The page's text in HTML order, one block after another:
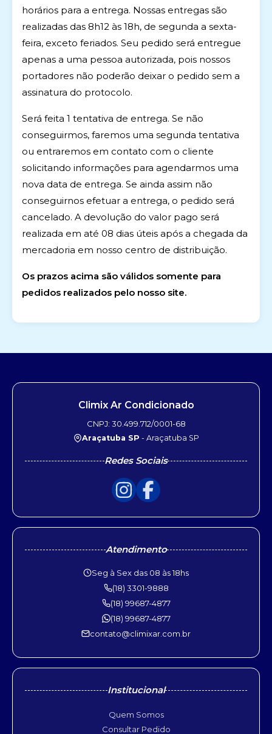
horários para a entrega. Nossas entregas são
realizadas das 8h12 às 18h, de segunda a sexta-
feira, exceto feriados. Seu pedido será entregue
apenas a uma pessoa autorizada, pois nossos
portadores não poderão deixar o pedido sem a
assinatura do protocolo.
Será feita 1 tentativa de entrega. Se não
conseguirmos, faremos uma segunda tentativa
ou entraremos em contato com o cliente
solicitando informações para agendarmos uma
nova data de entrega. Se ainda assim não
conseguirnos efetuar a entrega, o pedido será
cancelado. A devolução do valor pago será
realizada em até 08 dias úteis após a chegada da
mercadoria em nosso centro de distribuição.
Os prazos acima são válidos somente para
pedidos realizados pelo nosso site.
Climix Ar Condicionado
CNPJ: 30.499.712/0001-68
Araçatuba SP - Araçatuba SP
Redes Sociais
Atendimento
Seg à Sex das 08 às 18hs
(18) 3301-9888
(18) 99687-4877
(18) 99687-4877
contato@climixar.com.br
Institucional
Quem Somos
Consultar Pedido